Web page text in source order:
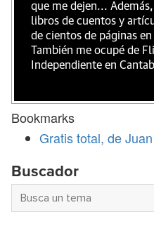
que me dejen...
libros de cuentos y
de cientos de páginas
También me ocupé de
Independiente en
Bookmarks
Gratis total, de
Buscador